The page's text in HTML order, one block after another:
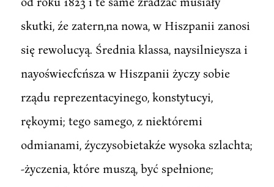
skutki, źe zatern,na nowa, w Hiszpanii zanosi
się rewolucyą. Średnia klassa, naysilnieysza i
nayoświecfcńsza w Hiszpanii życzy sobie
rządu reprezentacyinego, konstytucyi,
rękoymi; tego samego, z niektóremi
odmianami, źyczysobietakźe wysoka szlachta;
-życzenia, które muszą, być spełnione;